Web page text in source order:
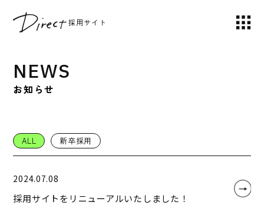
採用サイト
NEWS
お知らせ
ALL 新卒採用
2024.07.08
採用サイトをリニューアルいたしました！